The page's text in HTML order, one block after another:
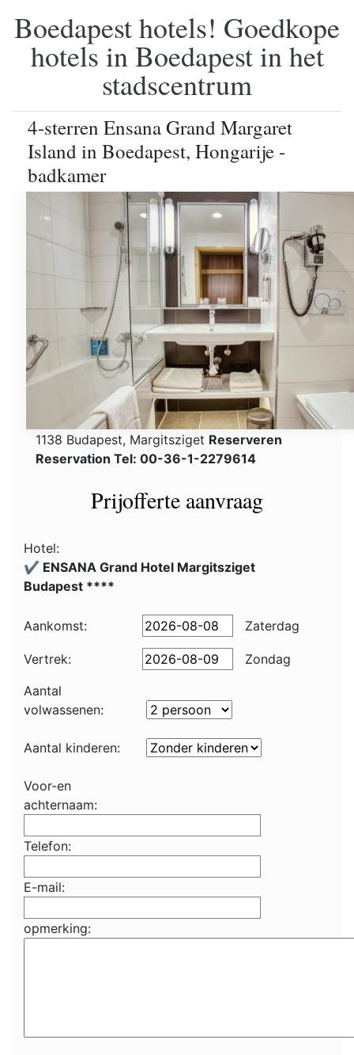
Boedapest hotels! Goedkope
hotels in Boedapest in het
stadscentrum
4-sterren Ensana Grand Margaret
Island in Boedapest, Hongarije -
badkamer
1138 Budapest, Margitsziget Reserveren
Reservation Tel: 00-36-1-2279614
Prijofferte aanvraag
Hotel:
✔️ ENSANA Grand Hotel Margitsziget
Budapest ****
Aankomst: Zaterdag
Vertrek:
Zondag
Aantal
volwassenen:
Aantal kinderen:
Voor-en
achternaam:
Telefon:
E-mail:
opmerking: